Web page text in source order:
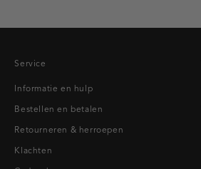
Service
Informatie en hulp
Bestellen en betalen
Retourneren & herroepen
Klachten